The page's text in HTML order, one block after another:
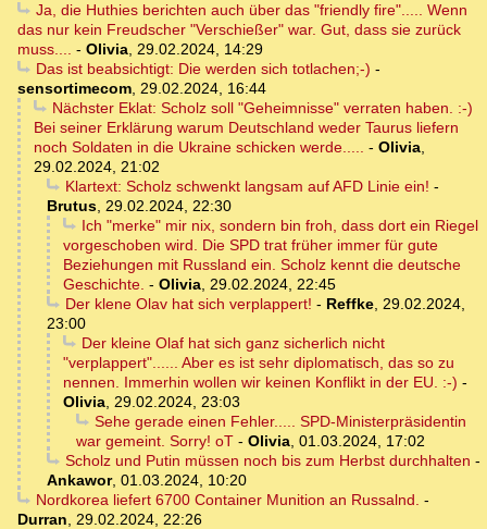
Ja, die Huthies berichten auch über das "friendly fire"..... Wenn
das nur kein Freudscher "Verschießer" war. Gut, dass sie zurück
muss.... - Olivia, 29.02.2024, 14:29
Das ist beabsichtigt: Die werden sich totlachen;-) -
sensortimecom, 29.02.2024, 16:44
Nächster Eklat: Scholz soll "Geheimnisse" verraten haben. :-)
Bei seiner Erklärung warum Deutschland weder Taurus liefern
noch Soldaten in die Ukraine schicken werde..... - Olivia,
29.02.2024, 21:02
Klartext: Scholz schwenkt langsam auf AFD Linie ein! -
Brutus, 29.02.2024, 22:30
Ich "merke" mir nix, sondern bin froh, dass dort ein Riegel
vorgeschoben wird. Die SPD trat früher immer für gute
Beziehungen mit Russland ein. Scholz kennt die deutsche
Geschichte. - Olivia, 29.02.2024, 22:45
Der klene Olav hat sich verplappert! - Reffke, 29.02.2024,
23:00
Der kleine Olaf hat sich ganz sicherlich nicht
"verplappert"...... Aber es ist sehr diplomatisch, das so zu
nennen. Immerhin wollen wir keinen Konflikt in der EU. :-) -
Olivia, 29.02.2024, 23:03
Sehe gerade einen Fehler..... SPD-Ministerpräsidentin
war gemeint. Sorry! oT - Olivia, 01.03.2024, 17:02
Scholz und Putin müssen noch bis zum Herbst durchhalten -
Ankawor, 01.03.2024, 10:20
Nordkorea liefert 6700 Container Munition an Russalnd. -
Durran, 29.02.2024, 22:26